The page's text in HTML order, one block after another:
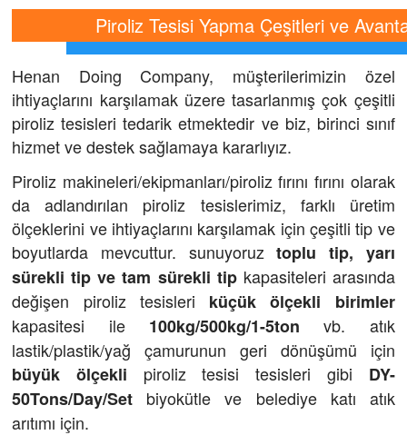
Piroliz Tesisi Yapma Çeşitleri ve
Henan Doing Company, müşterilerimizin özel
ihtiyaçlarını karşılamak üzere tasarlanmış çok çeşitli
piroliz tesisleri tedarik etmektedir ve biz, birinci sınıf
hizmet ve destek sağlamaya kararlıyız.
Piroliz makineleri/ekipmanları/piroliz fırını fırını olarak
da adlandırılan piroliz tesislerimiz, farklı üretim
ölçeklerini ve ihtiyaçlarını karşılamak için çeşitli tip ve
boyutlarda mevcuttur. sunuyoruztoplu tip, yarı
sürekli tip ve tam sürekli tipkapasiteleri arasında
değişen piroliz tesisleri küçük ölçekli birimler
kapasitesi ile 100kg/500kg/1-5tonvb. atık
lastik/plastik/yağ çamurunun geri dönüşümü için
büyük ölçekli piroliz tesisi tesisleri gibi DY-
50Tons/Day/Set biyokütle ve belediye katı atık
arıtımı için.